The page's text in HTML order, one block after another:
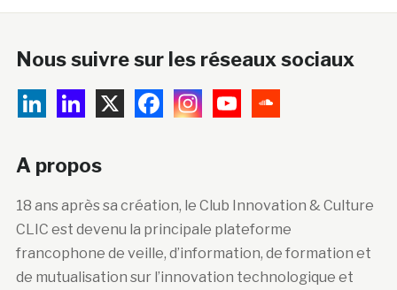
Nous suivre sur les réseaux sociaux
A propos
18 ans après sa création, le Club Innovation & Culture
CLIC est devenu la principale plateforme
francophone de veille, d’information, de formation et
de mutualisation sur l’innovation technologique et